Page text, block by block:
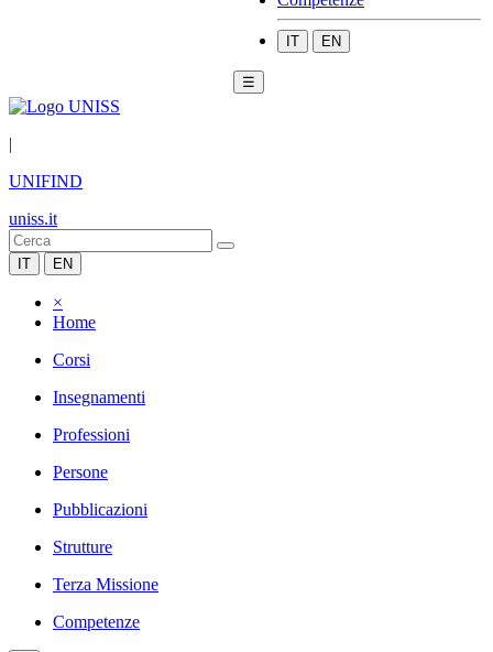
IT EN
☰
|
UNIFIND
uniss.it
IT EN
×
Home
Corsi
Insegnamenti
Professioni
Persone
Pubblicazioni
Strutture
Terza Missione
Competenze